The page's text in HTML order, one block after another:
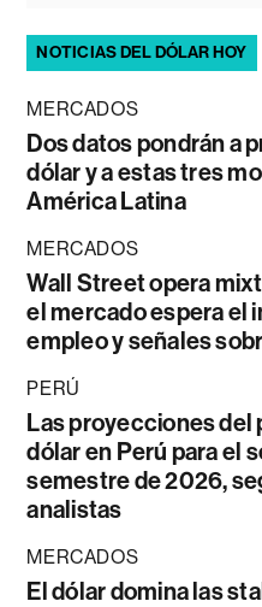
NOTICIAS DEL DÓLAR HOY
MERCADOS
Dos datos pondrán a
dólar y a estas tres
América Latina
MERCADOS
Wall Street opera
el mercado espera el
empleo y señales
PERÚ
Las proyecciones del
dólar en Perú para el
semestre de 2026,
analistas
MERCADOS
El dólar domina las